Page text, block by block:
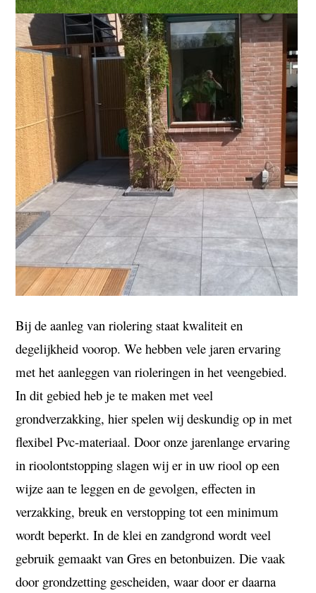
Bij de aanleg van riolering staat kwaliteit en
degelijkheid voorop.We hebben vele jaren ervaring
met het aanleggen van rioleringen in het veengebied.
In dit gebied heb je te maken met veel
grondverzakking, hier spelen wij deskundig op in met
flexibel Pvc-materiaal.Door onze jarenlange ervaring
in rioolontstopping slagen wij er in uw riool op een
wijze aan te leggen en de gevolgen, effecten in
verzakking, breuk en verstopping tot een minimum
wordt beperkt.In de klei en zandgrond wordt veel
gebruik gemaakt van Gres en betonbuizen.Die vaak
door grondzetting gescheiden, waar door er daarna